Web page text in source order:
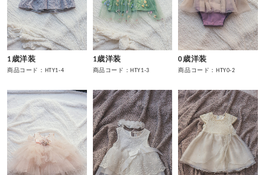
1歳洋装
商品コード：HTY1-4
1歳洋装
商品コード：HTY1-3
0歳洋装
商品コード：HTY0-2